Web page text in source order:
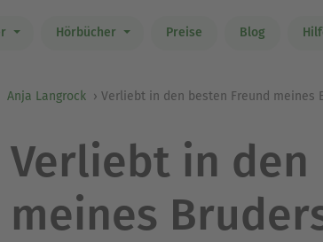
Hörbücher Preise Blog
Anja Langrock Verliebt in den besten Freund meines
Verliebt in den
meines